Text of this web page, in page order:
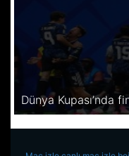
Dünya Kupası’nda